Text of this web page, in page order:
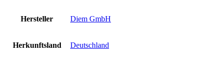
Hersteller ‎Diem GmbH
Herkunftsland ‎Deutschland